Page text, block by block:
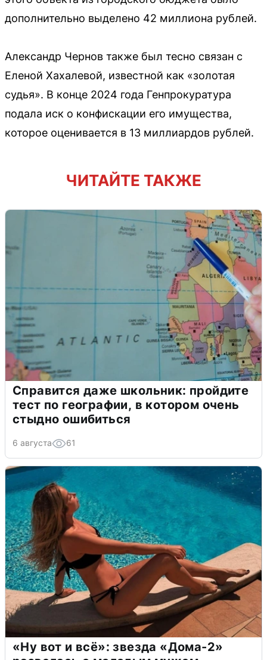
дополнительно выделено 42 миллиона рублей.
Александр Чернов также был тесно связан с
Еленой Хахалевой, известной как «золотая
судья». В конце 2024 года Генпрокуратура
подала иск о конфискации его имущества,
которое оценивается в 13 миллиардов рублей.
ЧИТАЙТЕ ТАКЖЕ
Справится даже школьник: пройдите
тест по географии, в котором очень
стыдно ошибиться
6 августа 61
«Ну вот и всё»: звезда «Дома-2»